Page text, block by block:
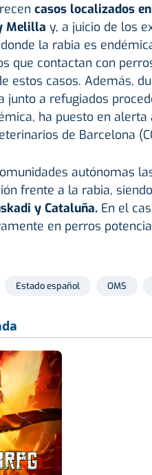
casos localizados
Melilla y, a juicio de los
la rabia es
que contactan con
estos casos. Además,
junto a refugiados
ha puesto en
de Barcelona
autónomas
frente a la rabia, siendo
y Cataluña.En el
en perros
Estado español OMS